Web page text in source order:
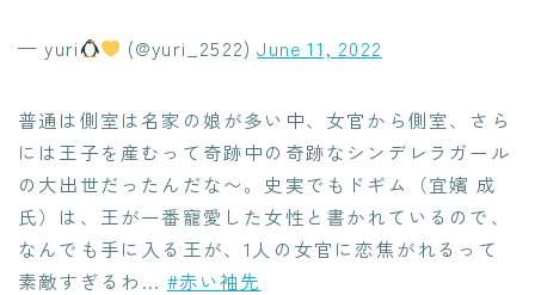
— yuri (@yuri_2522)June 11, 2022
普通は側室は名家の娘が多い中、女官から側室、さら
には王子を産むって奇跡中の奇跡なシンデレラガール
の大出世だったんだな〜。史実でもドギム（宜嬪 成
氏）は、王が一番寵愛した女性と書かれているので、
なんでも手に入る王が、1人の女官に恋焦がれるって
素敵すぎるわ… #赤い袖先